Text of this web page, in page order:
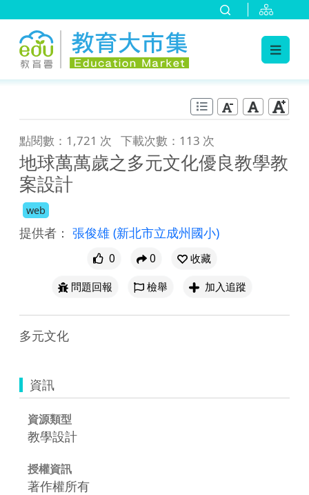
點閱數：1,721 次 下載次數：113 次
地球萬萬歲之多元文化優良教學教
案設計
web
提供者： 張俊雄 (新北市立成州國小)
0 0
收藏
問題回報
檢舉 加入追蹤
多元文化
資訊
資源類型
教學設計
授權資訊
著作權所有